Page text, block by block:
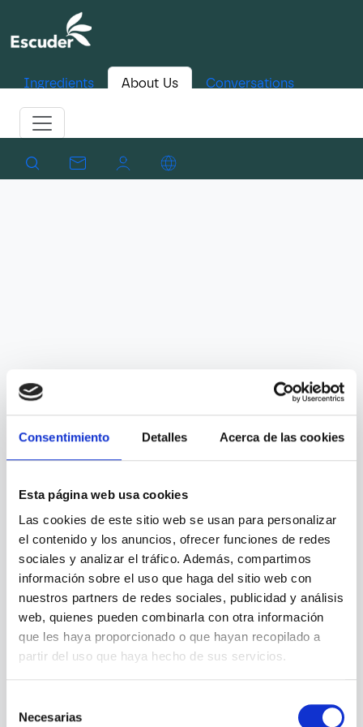
Consentimiento Detalles Acerca de las cookies
Esta página web usa cookies
Las cookies de este sitio web se usan para personalizar
el contenido y los anuncios, ofrecer funciones de redes
sociales y analizar el tráfico. Además, compartimos
información sobre el uso que haga del sitio web con
nuestros partners de redes sociales, publicidad y análisis
web, quienes pueden combinarla con otra información
que les haya proporcionado o que hayan recopilado a
partir del uso que haya hecho de sus servicios.
Necesarias
Ingredients About Us Conversations